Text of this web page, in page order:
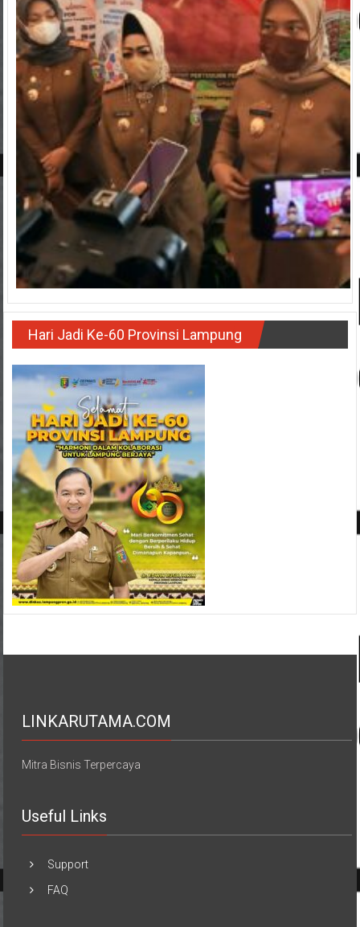
Hari Jadi Ke-60 Provinsi Lampung
LINKARUTAMA.COM
Mitra Bisnis Terpercaya
Useful Links
Support
FAQ